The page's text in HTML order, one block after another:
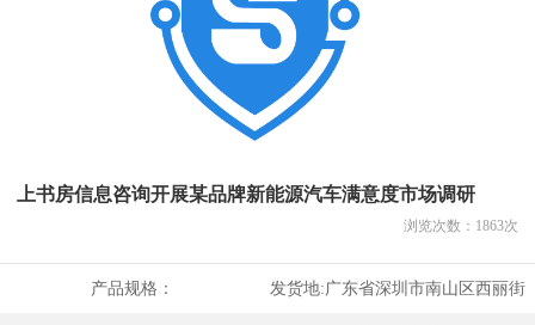
上书房信息咨询开展某品牌新能源汽车满意度市场调研
浏览次数： 1863次
产品规格： 发货地:广东省深圳市南山区西丽街